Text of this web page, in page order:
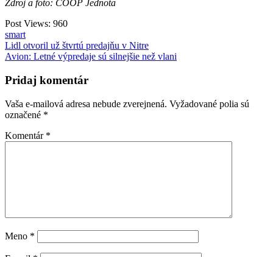
Zdroj a foto: COOP Jednota
Post Views: 960
smart
Navigácia
v
článku
Lidl otvoril už štvrtú predajňu v Nitre
Avion: Letné výpredaje sú silnejšie než vlani
Pridaj komentár
Vaša e-mailová adresa nebude zverejnená. Vyžadované polia sú
označené *
Komentár *
Meno *